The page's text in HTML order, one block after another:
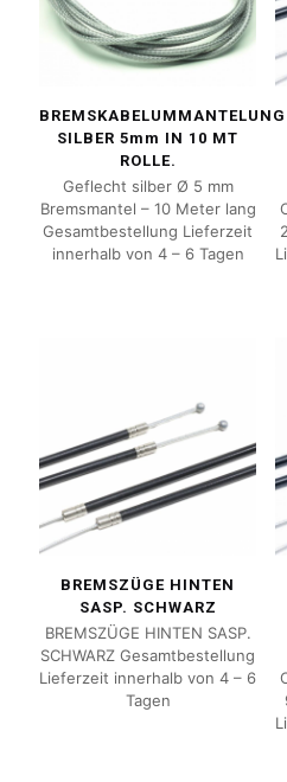
BREMSKABELUMMANTELUNG
SILBER 5mm IN 10 MT
ROLLE.
Geflecht silber Ø 5 mm
Bremsmantel – 10 Meter lang
Gesamtbestellung Lieferzeit
innerhalb von 4 – 6 Tagen
BREMSZÜGE HINTEN
SASP. SCHWARZ
BREMSZÜGE HINTEN SASP.
SCHWARZ Gesamtbestellung
Lieferzeit innerhalb von 4 – 6
Tagen